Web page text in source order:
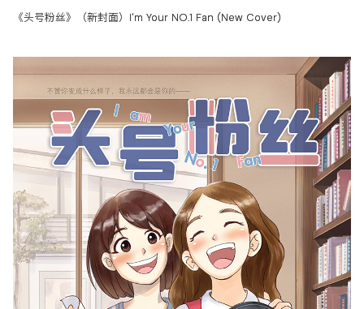
《头号粉丝》（新封面）I'm Your NO.1 Fan (New Cover)